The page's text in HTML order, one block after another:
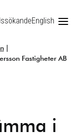
English
Fastigheter AB
i